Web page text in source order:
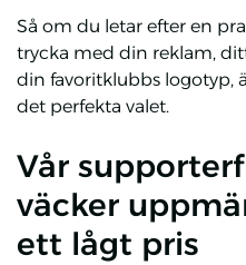
Så om du letar efter en
trycka med din reklam,
din favoritklubbs logotyp,
det perfekta valet.
Vår
väcker
ett lågt pris